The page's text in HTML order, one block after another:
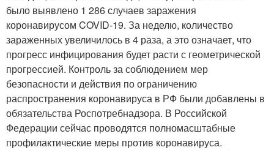
было выявлено 1 286 случаев заражения
коронавирусом COVID-19. За неделю, количество
зараженных увеличилось в 4 раза, а это означает, что
прогресс инфицирования будет расти с геометрической
прогрессией. Контроль за соблюдением мер
безопасности и действия по ограничению
распространения коронавируса в РФ были добавлены в
обязательства Роспотребнадзора. В Российской
Федерации сейчас проводятся полномасштабные
профилактические меры против коронавируса.